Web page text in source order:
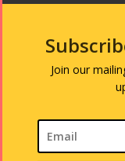
Join our